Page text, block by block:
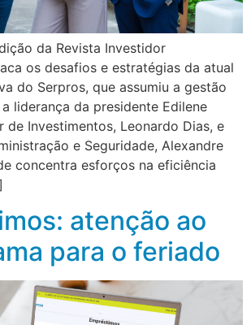
da Revista Investidor
os desafios e estratégias da atual
do Serpros, que assumiu a gestão
liderança da presidente Edilene
de Investimentos, Leonardo Dias, e
e Seguridade, Alexandre
concentra esforços na eficiência
atenção ao
para o feriado